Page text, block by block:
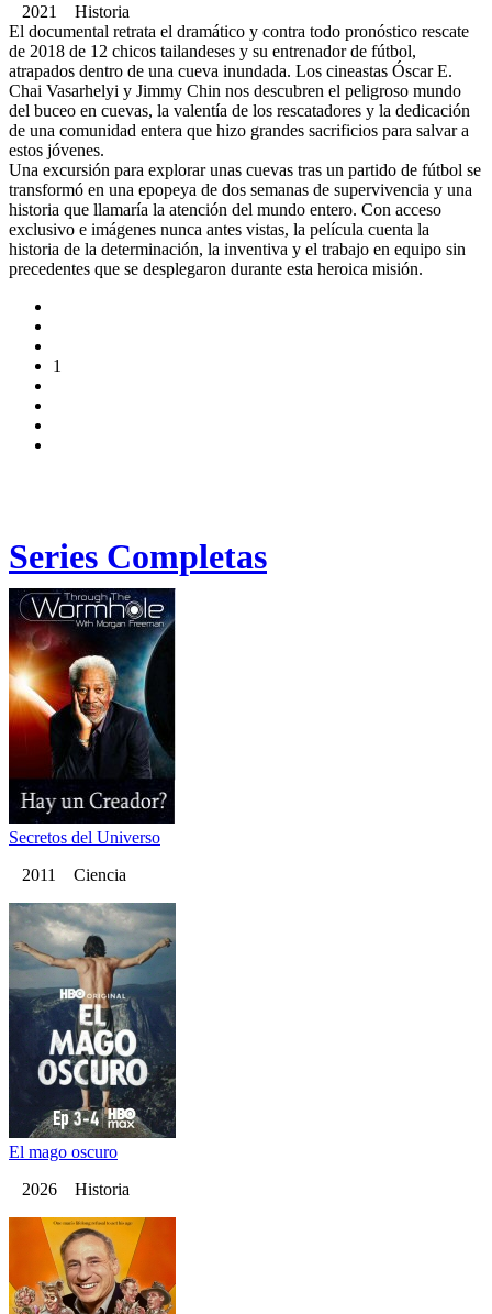
2021 Historia
El documental retrata el dramático y contra todo pronóstico rescate
de 2018 de 12 chicos tailandeses y su entrenador de fútbol,
atrapados dentro de una cueva inundada. Los cineastas Óscar E.
Chai Vasarhelyi y Jimmy Chin nos descubren el peligroso mundo
del buceo en cuevas, la valentía de los rescatadores y la dedicación
de una comunidad entera que hizo grandes sacrificios para salvar a
estos jóvenes.
Una excursión para explorar unas cuevas tras un partido de fútbol se
transformó en una epopeya de dos semanas de supervivencia y una
historia que llamaría la atención del mundo entero. Con acceso
exclusivo e imágenes nunca antes vistas, la película cuenta la
historia de la determinación, la inventiva y el trabajo en equipo sin
precedentes que se desplegaron durante esta heroica misión.
1
Series Completas
Secretos del Universo
2011 Ciencia
El mago oscuro
2026 Historia